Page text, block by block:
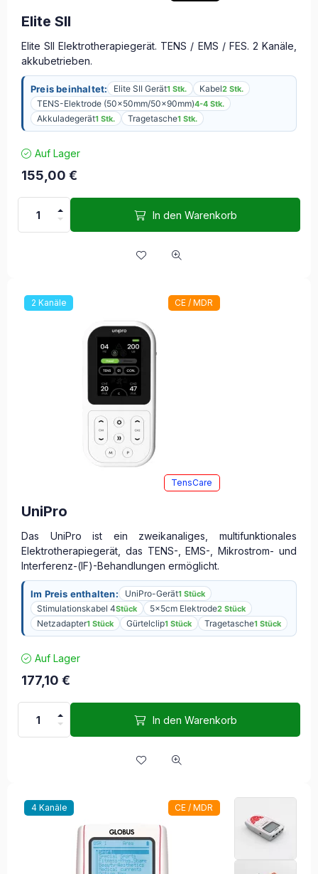
Elite SII
Elite SII Elektrotherapiegerät. TENS / EMS / FES. 2 Kanäle,
akkubetrieben.
Preis beinhaltet: Elite SII Gerät1 Stk. Kabel2 Stk.
TENS-Elektrode (50x50mm/50x90mm)4-4 Stk.
Akkuladegerät1 Stk. Tragetasche1 Stk.
Auf Lager
155,00 €
In den Warenkorb
2 Kanäle CE / MDR
TensCare
UniPro
Das UniPro ist ein zweikanaliges, multifunktionales
Elektrotherapiegerät, das TENS-, EMS-, Mikrostrom- und
Interferenz-(IF)-Behandlungen ermöglicht.
Im Preis enthalten: UniPro-Gerät1 Stück
Stimulationskabel 4Stück 5x5cm Elektrode2 Stück
Netzadapter1 Stück Gürtelclip1 Stück Tragetasche1 Stück
Auf Lager
177,10 €
In den Warenkorb
4 Kanäle CE / MDR